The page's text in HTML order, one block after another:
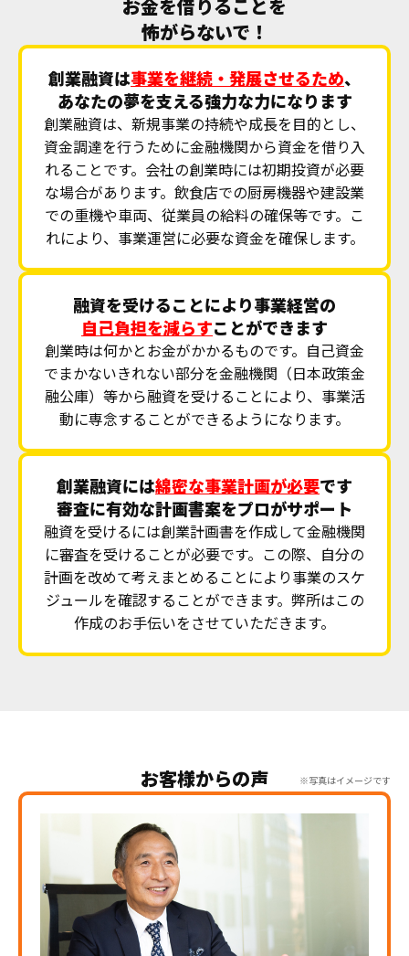
お金を借りることを
怖がらないで！
創業融資は事業を継続・発展させるため、
あなたの夢を支える強力な力になります
創業融資は、新規事業の持続や成長を目的とし、
資金調達を行うために金融機関から資金を借り入
れることです。会社の創業時には初期投資が必要
な場合があります。飲食店での厨房機器や建設業
での重機や車両、従業員の給料の確保等です。こ
れにより、事業運営に必要な資金を確保します。
融資を受けることにより事業経営の
自己負担を減らすことができます
創業時は何かとお金がかかるものです。自己資金
でまかないきれない部分を金融機関（日本政策金
融公庫）等から融資を受けることにより、事業活
動に専念することができるようになります。
創業融資には綿密な事業計画が必要です
審査に有効な計画書案をプロがサポート
融資を受けるには創業計画書を作成して金融機関
に審査を受けることが必要です。この際、自分の
計画を改めて考えまとめることにより事業のスケ
ジュールを確認することができます。弊所はこの
作成のお手伝いをさせていただきます。
お客様からの声 ※写真はイメージです